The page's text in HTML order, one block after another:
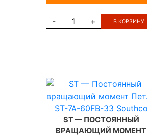
- + В КОРЗИНУ
ST — ПОСТОЯННЫЙ
ВРАЩАЮЩИЙ МОМЕНТ